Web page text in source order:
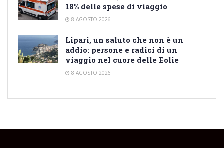
18% delle spese di viaggio
8 AGOSTO 2026
Lipari, un saluto che non è un
addio: persone e radici di un
viaggio nel cuore delle Eolie
8 AGOSTO 2026